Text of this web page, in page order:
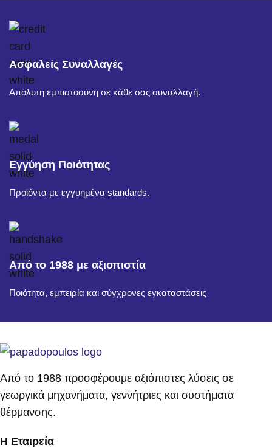
Ασφαλείς Συναλλαγές
Απόλυτη εμπιστοσύνη σε κάθε σας συναλλαγή.
Εγγύηση Ποιότητας
Προϊόντα με εγγυημένα standards.
Από το 1988 με αξιοπιστία
Ποιότητα, εμπειρία και σύγχρονες εγκαταστάσεις
Από το 1988 προσφέρουμε αξιόπιστες λύσεις σε
γεωργικά μηχανήματα, γεννήτριες και συστήματα
θέρμανσης.
Η Εταιρεία